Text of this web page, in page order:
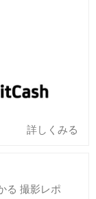
詳しくみる
る 撮影レポ